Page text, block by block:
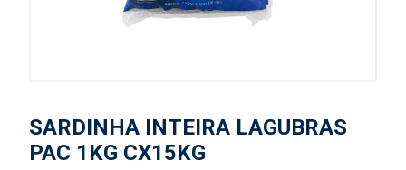
SARDINHA INTEIRA LAGUBRAS
PAC 1KG CX15KG